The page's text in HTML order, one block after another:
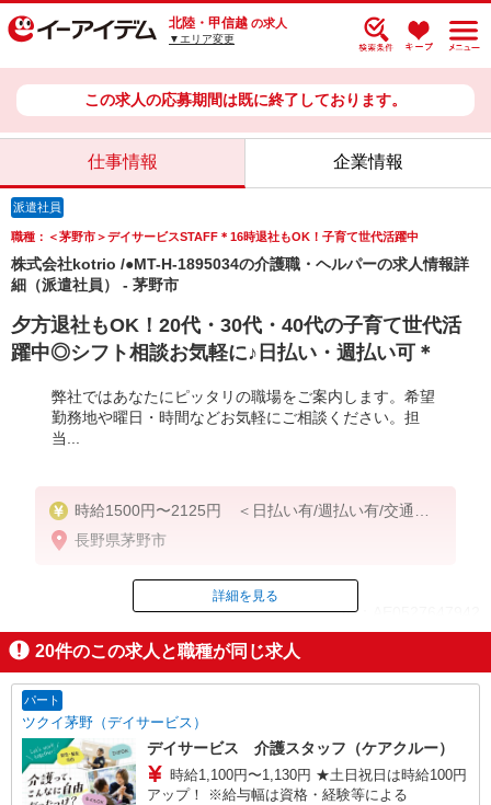
北陸・甲信越 の求人
▼エリア変更
この求人の応募期間は既に終了しております。
仕事情報 企業情報
派遣社員
職種：＜茅野市＞デイサービスSTAFF＊16時退社もOK！子育て世代活躍中
株式会社kotrio /●MT-H-1895034の介護職・ヘルパーの求人情報詳
細（派遣社員） - 茅野市
夕方退社もOK！20代・30代・40代の子育て世代活
躍中◎シフト相談お気軽に♪日払い・週払い可＊
弊社ではあなたにピッタリの職場をご案内します。希望
勤務地や曜日・時間などお気軽にご相談ください。担
当...
時給1500円〜2125円 ＜日払い有/週払い有/交通費
全支給(ガソリン代含む)＞
長野県茅野市
ID：AE0527647942
掲載期間終了
詳細を見る
20件のこの求人と職種が同じ求人
パート
ツクイ茅野（デイサービス）
デイサービス 介護スタッフ（ケアクルー）
時給1,100円〜1,130円 ★土日祝日は時給100円
アップ！ ※給与幅は資格・経験等による